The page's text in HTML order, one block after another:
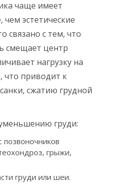
чаще имеет
эстетические
связано с тем, что
смещает центр
нагрузку на
что приводит к
сжатию грудной
груди:
грыжи,
груди или шеи.